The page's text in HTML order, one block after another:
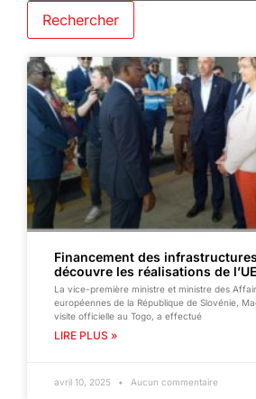
Financement des
découvre les réalisations de
La vice-première ministre et ministre des
européennes de la République de Slovénie,
visite officielle au Togo, a effectué
LIRE PLUS »
avril 10, 2025 Aucun commentaire